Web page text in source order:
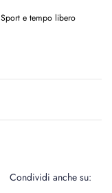
Sport e tempo libero
Condividi anche su: